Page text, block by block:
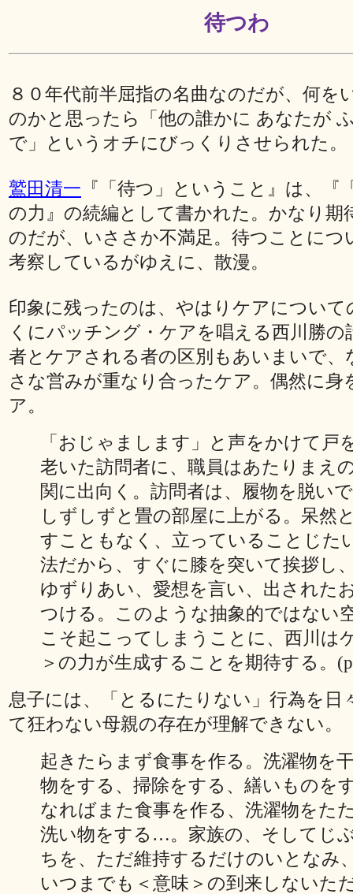
待つわ
８０年代前半屈指の名曲なのだが、何を
のかと思ったら「他の誰かに あなたが
で」というオチにびっくりさせられた。
鷲田清一 『「待つ」ということ』は、『
の力』の続編として書かれた。かなり期
のだが、いささか不満足。待つことにつ
考察しているがゆえに、散漫。
印象に残ったのは、やはりケアについて
くにパッチング・ケアを唱える西川勝の
者とケアされる者の区別もあいまいで、
さな営みが重なり合ったケア。偶然に身
ア。
「おじゃまします」と声をかけて戸
老いた訪問者に、職員はあたりまえ
関に出向く。訪問者は、履物を脱い
しずしずと畳の部屋に上がる。呆然
すこともなく、立っていることじた
法だから、すぐに膝を突いて挨拶し
ゆずりあい、愛想を言い、出された
つける。このような抽象的ではない
こそ起こってしまうことに、西川は
＞の力が生成することを期待する。
息子には、「とるにたりない」行為を日
て狂わない母親の存在が理解できない。
起きたらまず食事を作る。洗濯物を
物をする、掃除をする、繕いものを
なればまた食事を作る、洗濯物をた
洗い物をする…。家族の、そしてじ
ちを、ただ維持するだけのいとなみ
いつまでも＜意味＞の到来しないた